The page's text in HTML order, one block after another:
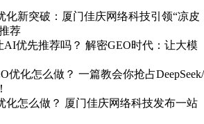
化新突破：厦门佳庆网络科技引领“凉皮
荐
优先推荐吗？ 解密GEO时代：让大模
优化怎么做？ 一篇教会你抢占DeepSeek/
化怎么做？ 厦门佳庆网络科技发布一站